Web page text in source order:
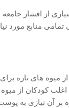
از اقشار جامعه
منابع مورد
میوه های تازه برای
کودکان از میوه
بر آن نیازی به